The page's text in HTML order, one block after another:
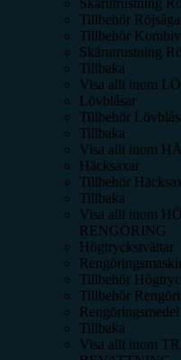
Skärutrustning
Tillbehör
Tillbehör
Skärutrustning
Tillbaka
Visa allt inom
Lövblåsar
Tillbehör
Tillbaka
Visa allt inom
Häcksaxar
Tillbehör
Tillbaka
Visa allt inom
RENGÖRING
Högtryckstvättar
Tillbehör
Tillbehör
Tillbaka
Visa allt inom